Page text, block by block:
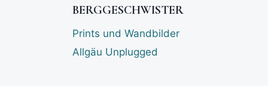
BERGGESCHWISTER
Prints und Wandbilder
Allgäu Unplugged